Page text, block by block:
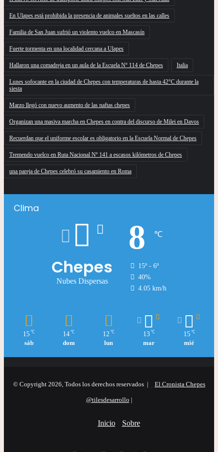
En Ulapes está prohibida la presencia de animales sueltos en las calles
Familia de San Juan sufrió un violento vuelco en Mascasín
Fuerte tormenta en una localidad cercana a Ulapes
Hallaron una comadreja en un aula de la Escuela Nº 114 de Chepes Italia
Lunes sofocante en la ciudad de Chepes con temperaturas de hasta 42°C durante la
siesta
Marzo llegó con nuevo aumento de las naftas chepes
Organizan una masiva marcha en Chepes en contra del discurso de Milei en Davos
Recuerdan que el uniforme escolar es obligatorio en la Escuela Normal de Chepes
Tremendo vuelco en Ruta Nacional Nº 141 a escasos kilómetros de Chepes
una pareja de Chepes celebró su casamiento en Roma
Clima
Chepes
Nubes Dispersas
8 ℃
15º - 6º
40%
4.05 km/h
15 ℃
sáb
14 ℃
dom
12 ℃
lun
13 ℃
mar
15 ℃
mié
© Copyright 2026, Todos los derechos reservados | El Cronista Chepes
@tilesdesarrollo |
Inicio Sobre